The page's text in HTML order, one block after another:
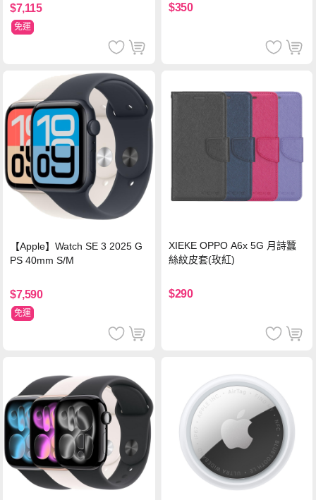
$7,115
免運
$350
【Apple】Watch SE 3 2025 G
PS 40mm S/M
$7,590
免運
XIEKE OPPO A6x 5G 月詩蠶
絲紋皮套(玫紅)
$290